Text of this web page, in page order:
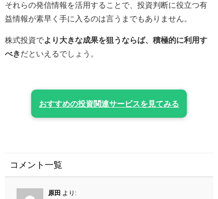
それらの発信情報を活用することで、投資判断に役立つ有
益情報が素早く手に入るのは言うまでもありません。
株式投資でより大きな成果を狙うならば、積極的に利用す
べきだといえるでしょう。
おすすめの投資関連サービスを見てみる
コメント一覧
原田
より: